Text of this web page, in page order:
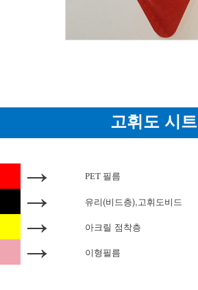
고휘도 시트
→ PET 필름
→ 유리(비드층),고휘도비드
→ 아크릴 점착층
→ 이형필름